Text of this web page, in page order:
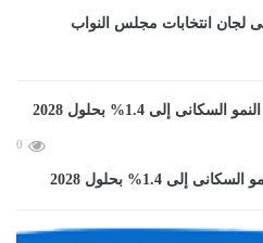
لجان انتخابات مجلس النواب
0
1.4% بحلول 2028